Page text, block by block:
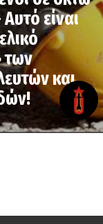
είναι
των
και